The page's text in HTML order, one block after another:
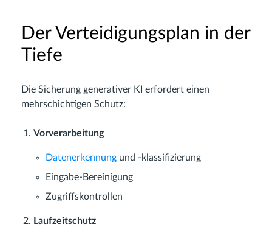
Der Verteidigungsplan in der
Tiefe
Die Sicherung generativer KI erfordert einen
mehrschichtigen Schutz:
Vorverarbeitung
Datenerkennung und -klassifizierung
Eingabe-Bereinigung
Zugriffskontrollen
Laufzeitschutz